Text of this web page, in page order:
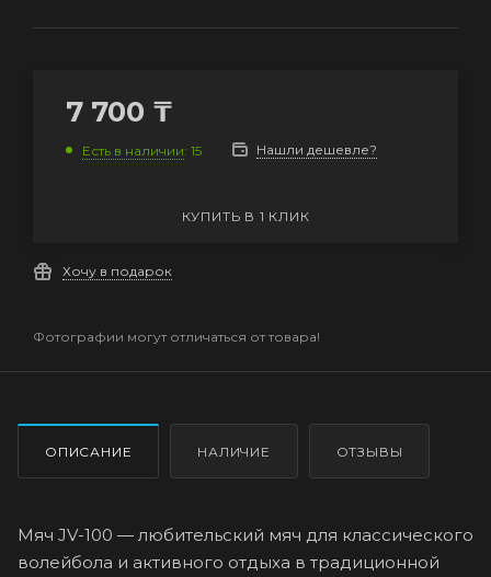
7 700 ₸
Есть в наличии: 15 Нашли дешевле?
КУПИТЬ В 1 КЛИК
Хочу в подарок
Фотографии могут отличаться от товара!
ОПИСАНИЕ НАЛИЧИЕ ОТЗЫВЫ
Мяч JV-100 — любительский мяч для классического
волейбола и активного отдыха в традиционной